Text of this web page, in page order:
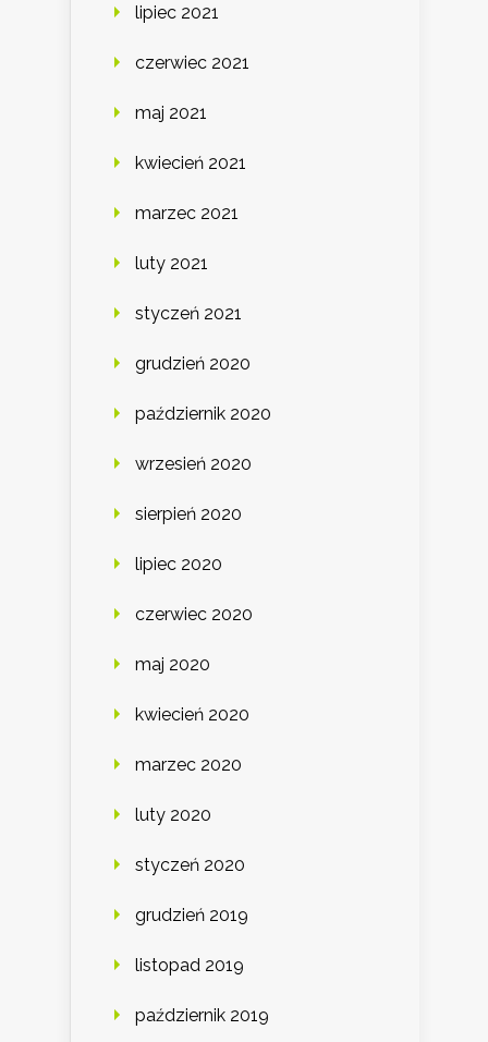
lipiec 2021
czerwiec 2021
maj 2021
kwiecień 2021
marzec 2021
luty 2021
styczeń 2021
grudzień 2020
październik 2020
wrzesień 2020
sierpień 2020
lipiec 2020
czerwiec 2020
maj 2020
kwiecień 2020
marzec 2020
luty 2020
styczeń 2020
grudzień 2019
listopad 2019
październik 2019